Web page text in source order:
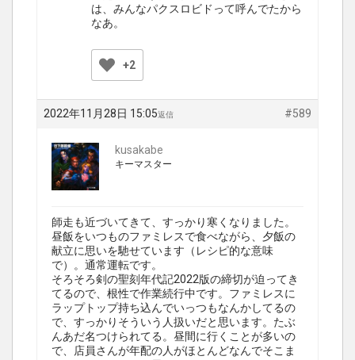
は、みんなパクスロビドって呼んでたから
なあ。
+2
2022年11月28日 15:05 #589
返信
kusakabe
キーマスター
師走も近づいてきて、すっかり寒くなりました。
昼飯をいつものファミレスで食べながら、夕飯の
献立に思いを馳せています（レシピ的な意味
で）。通常運転です。
そろそろ剣の聖刻年代記2022版の締切が迫ってき
てるので、根性で作業続行中です。ファミレスに
ラップトップ持ち込んでいっつもなんかしてるの
で、すっかりそういう人扱いだと思います。たぶ
んあだ名つけられてる。昼間に行くことが多いの
で、店員さんが年配の人がほとんどなんでそこま